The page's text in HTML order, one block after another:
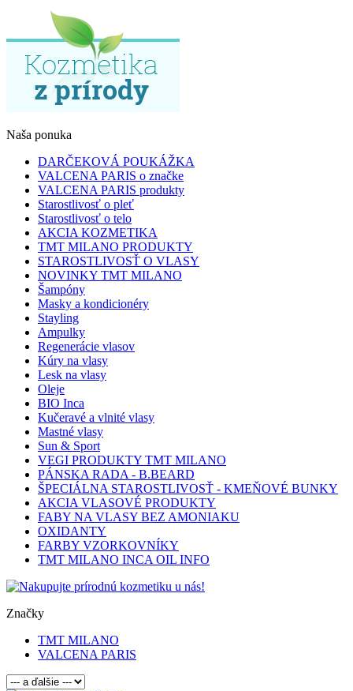
Naša ponuka
DARČEKOVÁ POUKÁŽKA
VALCENA PARIS o značke
VALCENA PARIS produkty
Starostlivosť o pleť
Starostlivosť o telo
AKCIA KOZMETIKA
TMT MILANO PRODUKTY
STAROSTLIVOSŤ O VLASY
NOVINKY TMT MILANO
Šampóny
Masky a kondicionéry
Stayling
Ampulky
Regenerácie vlasov
Kúry na vlasy
Lesk na vlasy
Oleje
BIO Inca
Kučeravé a vlnité vlasy
Mastné vlasy
Sun & Sport
VEGI PRODUKTY TMT MILANO
PÁNSKA RADA - B.BEARD
ŠPECIÁLNA STAROSTLIVOSŤ - KMEŇOVÉ BUNKY
AKCIA VLASOVÉ PRODUKTY
FABY NA VLASY BEZ AMONIAKU
OXIDANTY
FARBY VZORKOVNÍKY
TMT MILANO INCA OIL INFO
Značky
TMT MILANO
VALCENA PARIS